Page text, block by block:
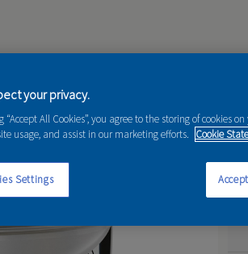
na rez
your privacy.
“Accept All Cookies”, you agree to the storing of cookies
usage, and assist in our marketing efforts. Cookie
Settings